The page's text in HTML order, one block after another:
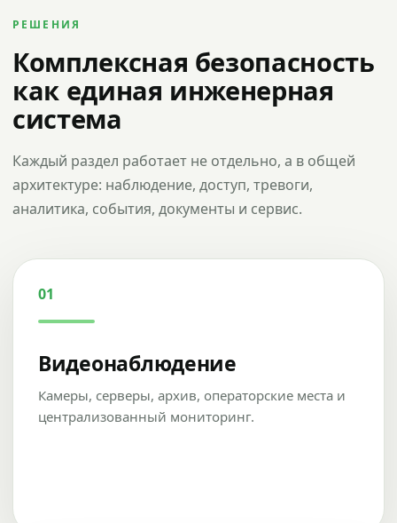
РЕШЕНИЯ
Комплексная безопасность
как единая инженерная
система
Каждый раздел работает не отдельно, а в общей
архитектуре: наблюдение, доступ, тревоги,
аналитика, события, документы и сервис.
01
Видеонаблюдение
Камеры, серверы, архив, операторские места и
централизованный мониторинг.